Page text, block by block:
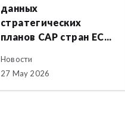
данных
стратегических
планов CAP стран ЕС...
Новости
27 May 2026